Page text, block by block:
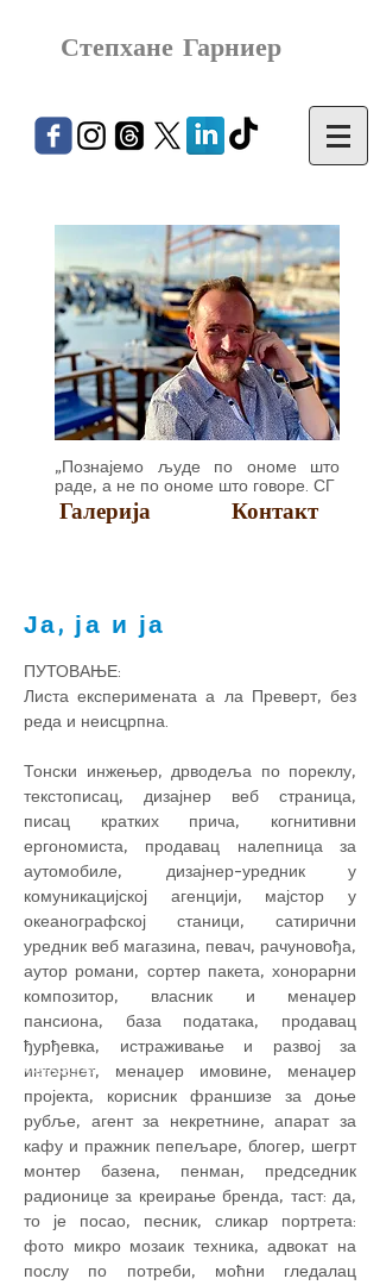
Степхане Гарниер
„Познајемо људе по ономе што
раде, а не по ономе што говоре. СГ
Галерија Контакт
Ја, ја и ја
ПУТОВАЊЕ:
Листа експеримената а ла Преверт, без
реда и неисцрпна.
Тонски инжењер, дрводеља по пореклу,
текстописац, дизајнер веб страница,
писац кратких прича, когнитивни
ергономиста, продавац налепница за
аутомобиле, дизајнер-уредник у
комуникацијској агенцији, мајстор у
океанографској станици, сатирични
уредник веб магазина, певач, рачуновођа,
аутор романи, сортер пакета, хонорарни
композитор, власник и менаџер
пансиона, база података, продавац
ђурђевка, истраживање и развој за
интернет, менаџер имовине, менаџер
пројекта, корисник франшизе за доње
рубље, агент за некретнине, апарат за
кафу и пражник пепељаре, блогер, шегрт
монтер базена, пенман, председник
радионице за креирање бренда, таст: да,
то је посао, песник, сликар портрета:
фото микро мозаик техника, адвокат на
послу по потреби, моћни гледалац